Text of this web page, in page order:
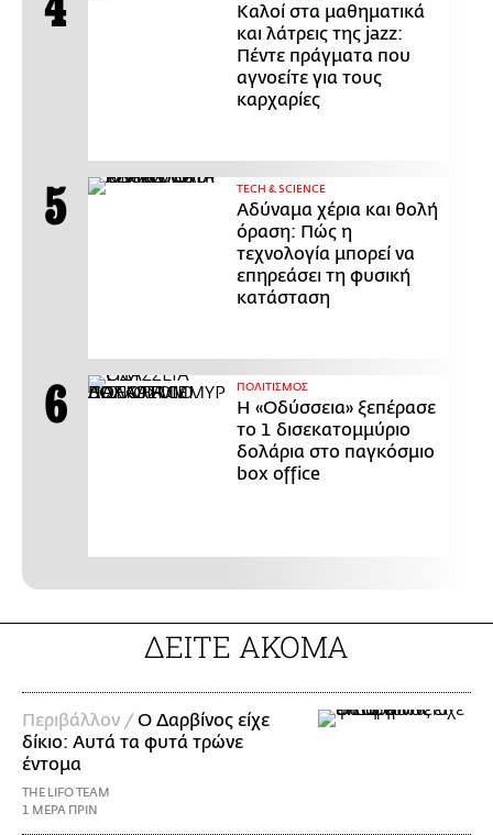
Καλοί στα μαθηματικά
και λάτρεις της jazz:
Πέντε πράγματα που
αγνοείτε για τους
καρχαρίες
ΤECH & SCIENCE
Αδύναμα χέρια και θολή
όραση: Πώς η
τεχνολογία μπορεί να
επηρεάσει τη φυσική
κατάσταση
ΠΟΛΙΤΙΣΜΟΣ
Η «Οδύσσεια» ξεπέρασε
το 1 δισεκατομμύριο
δολάρια στο παγκόσμιο
box office
ΔΕΙΤΕ ΑΚΟΜΑ
Περιβάλλον /Ο Δαρβίνος είχε
δίκιο: Αυτά τα φυτά τρώνε
έντομα
THE LIFO TEAM
1 ΜΕΡΑ ΠΡΙΝ